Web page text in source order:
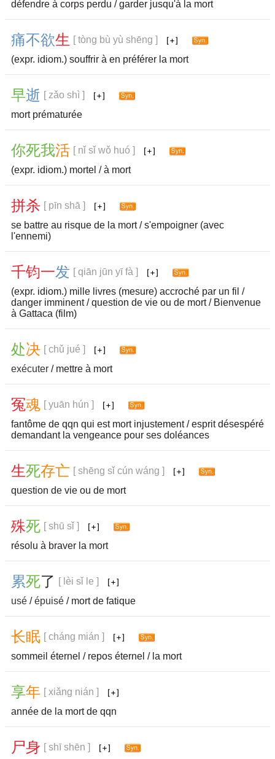
défendre à corps perdu / garder jusqu'à la mort
痛不欲生 [ tòng bù yù shēng ]
(expr. idiom.) souffrir à en préférer la mort
早逝 [ zǎo shì ]
mort prématurée
你死我活 [ nǐ sǐ wǒ huó ]
(expr. idiom.) mortel / à mort
拼杀 [ pīn shā ]
se battre au risque de la mort / s'empoigner (avec
l'ennemi)
千钧一发 [ qiān jūn yī fà ]
(expr. idiom.) mille livres (mesure) accroché par un fil /
danger imminent / question de vie ou de mort / Bienvenue
à Gattaca (film)
处决 [ chǔ jué ]
exécuter / mettre à mort
冤魂 [ yuān hún ]
fantôme de qqn qui est mort injustement / esprit désespéré
demandant la vengeance pour ses doléances
生死存亡 [ shēng sǐ cún wáng ]
question de vie ou de mort
殊死 [ shū sǐ ]
résolu à braver la mort
累死了 [ lèi sǐ le ]
usé /épuisé / mort de fatique
长眠 [ cháng mián ]
sommeil éternel / repos éternel / la mort
享年 [ xiǎng nián ]
année de la mort de qqn
尸身 [ shī shēn ]